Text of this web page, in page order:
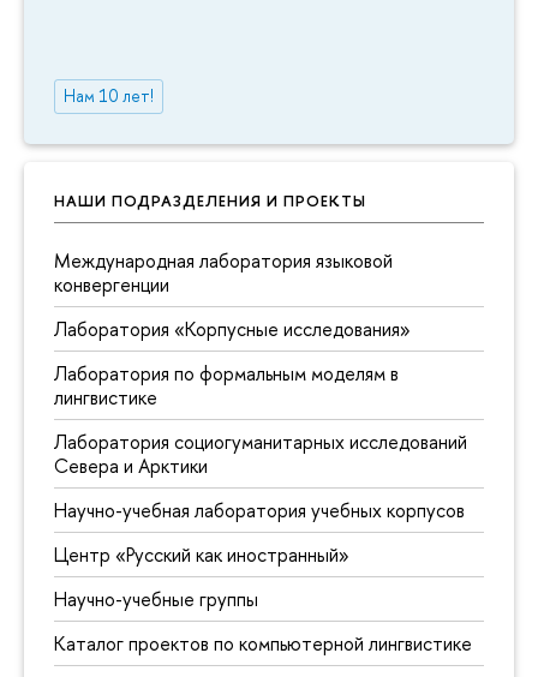
Нам 10 лет!
НАШИ ПОДРАЗДЕЛЕНИЯ И ПРОЕКТЫ
Международная лаборатория языковой
конвергенции
Лаборатория «Корпусные исследования»
Лаборатория по формальным моделям в
лингвистике
Лаборатория социогуманитарных исследований
Севера и Арктики
Научно-учебная лаборатория учебных корпусов
Центр «Русский как иностранный»
Научно-учебные группы
Каталог проектов по компьютерной лингвистике